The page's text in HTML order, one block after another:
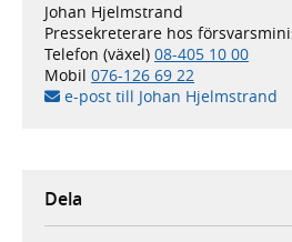
Johan Hjelmstrand
Pressekreterare hos
Telefon (växel) 08-405 10 00
Mobil 076-126 69 22
e-post till Johan Hjelmstrand
Dela